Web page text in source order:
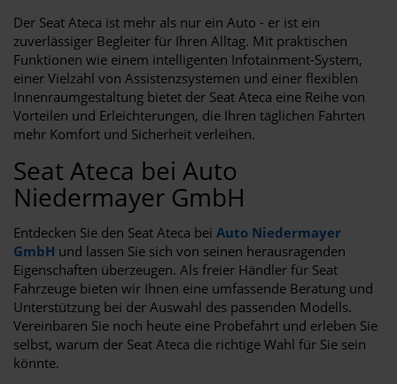
Der Seat Ateca ist mehr als nur ein Auto - er ist ein
zuverlässiger Begleiter für Ihren Alltag. Mit praktischen
Funktionen wie einem intelligenten Infotainment-System,
einer Vielzahl von Assistenzsystemen und einer flexiblen
Innenraumgestaltung bietet der Seat Ateca eine Reihe von
Vorteilen und Erleichterungen, die Ihren täglichen Fahrten
mehr Komfort und Sicherheit verleihen.
Seat Ateca bei Auto
Niedermayer GmbH
Entdecken Sie den Seat Ateca bei Auto Niedermayer
GmbH und lassen Sie sich von seinen herausragenden
Eigenschaften überzeugen. Als freier Händler für Seat
Fahrzeuge bieten wir Ihnen eine umfassende Beratung und
Unterstützung bei der Auswahl des passenden Modells.
Vereinbaren Sie noch heute eine Probefahrt und erleben Sie
selbst, warum der Seat Ateca die richtige Wahl für Sie sein
könnte.